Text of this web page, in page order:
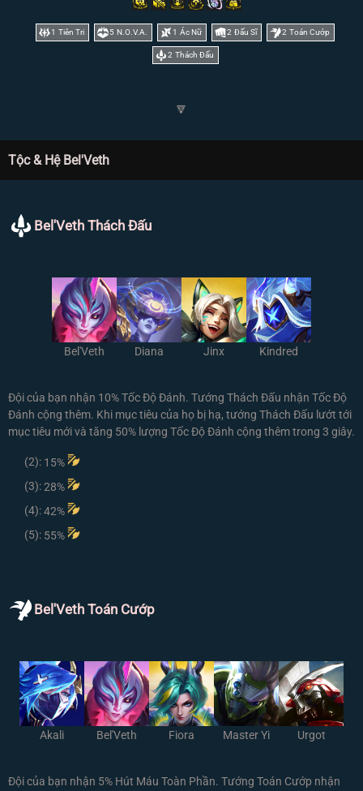
1 Tiên Tri 5 N.O.V.A. 1 Ác Nữ 2 Đấu Sĩ 2 Toán Cướp
2 Thách Đấu
🔽
Tộc & Hệ Bel'Veth
Bel'Veth Thách Đấu
Bel'Veth Diana Jinx Kindred
Đội của bạn nhận 10% Tốc Độ Đánh. Tướng Thách Đấu nhận Tốc Độ
Đánh cộng thêm. Khi mục tiêu của họ bị hạ, tướng Thách Đấu lướt tới
mục tiêu mới và tăng 50% lượng Tốc Độ Đánh cộng thêm trong 3 giây.
(2): 15%
(3):28%
(4):42%
(5): 55%
Bel'Veth Toán Cướp
Akali Bel'Veth Fiora Master Yi Urgot
Đội của bạn nhận 5% Hút Máu Toàn Phần. Tướng Toán Cướp nhận